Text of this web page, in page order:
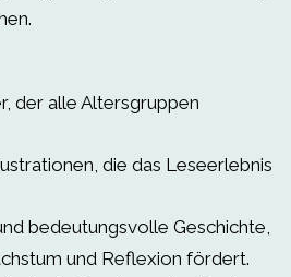
der alle Altersgruppen
die das Leseerlebnis
bedeutungsvolle Geschichte,
und Reflexion fördert.